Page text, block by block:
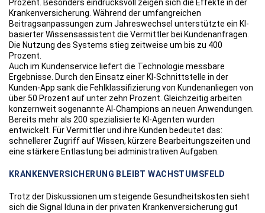
Prozent. Besonders eindrucksvoll zeigen sich die Effekte in der
Krankenversicherung. Während der umfangreichen
Beitragsanpassungen zum Jahreswechsel unterstützte ein KI-
basierter Wissensassistent die Vermittler bei Kundenanfragen.
Die Nutzung des Systems stieg zeitweise um bis zu 400
Prozent.
Auch im Kundenservice liefert die Technologie messbare
Ergebnisse. Durch den Einsatz einer KI-Schnittstelle in der
Kunden-App sank die Fehlklassifizierung von Kundenanliegen von
über 50 Prozent auf unter zehn Prozent. Gleichzeitig arbeiten
konzernweit sogenannte AI-Champions an neuen Anwendungen.
Bereits mehr als 200 spezialisierte KI-Agenten wurden
entwickelt. Für Vermittler und ihre Kunden bedeutet das:
schnellerer Zugriff auf Wissen, kürzere Bearbeitungszeiten und
eine stärkere Entlastung bei administrativen Aufgaben.
KRANKENVERSICHERUNG BLEIBT WACHSTUMSFELD
Trotz der Diskussionen um steigende Gesundheitskosten sieht
sich die Signal Iduna in der privaten Krankenversicherung gut